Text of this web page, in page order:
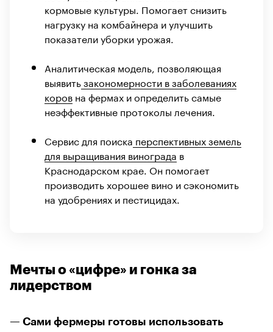
кормовые культуры. Помогает снизить
нагрузку на комбайнера и улучшить
показатели уборки урожая.
Аналитическая модель, позволяющая
выявитьзакономерности в заболеваниях
коров на фермах и определить самые
неэффективные протоколы лечения.
Сервис для поиска перспективных земель
для выращивания винограда в
Краснодарском крае. Он помогает
производить хорошее вино и сэкономить
на удобрениях и пестицидах.
Мечты о «цифре» и гонка за
лидерством
— Сами фермеры готовы использовать